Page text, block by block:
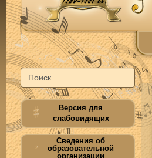
Версия для
слабовидящих
Сведения об
образовательной
организации